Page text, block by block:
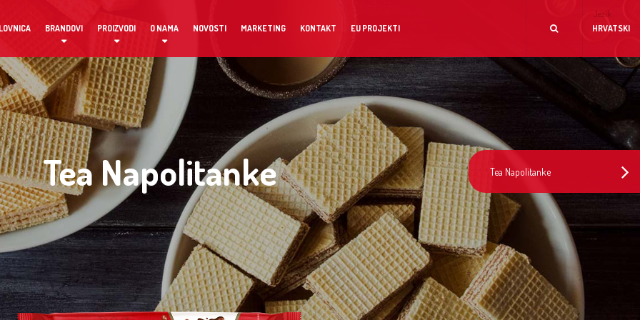
BRANDOVI PROIZVODI O NAMA NOVOSTI MARKETING KONTAKT EU PROJEKTI
Jezik
HRVATSKI
Tea Napolitanke